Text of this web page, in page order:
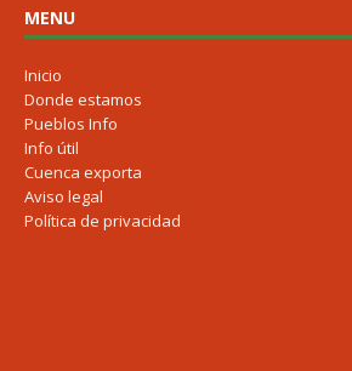
MENU
Inicio
Donde estamos
Pueblos Info
Info útil
Cuenca exporta
Aviso legal
Política de privacidad